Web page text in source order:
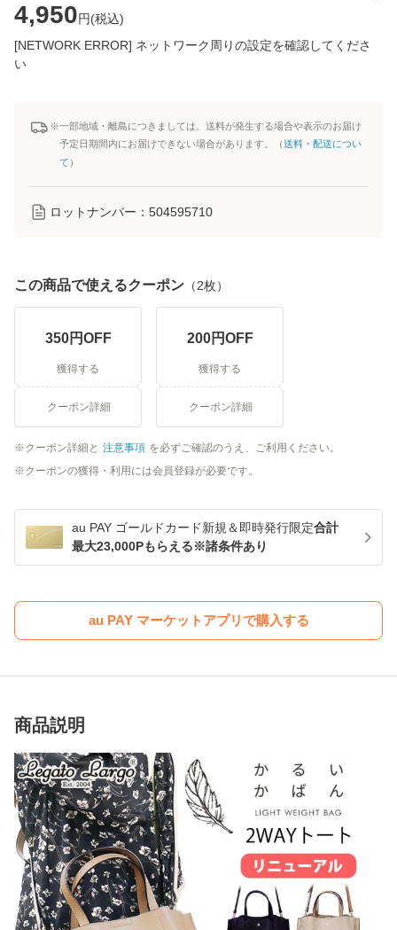
4,950円(税込)
[NETWORK ERROR] ネットワーク周りの設定を確認してくださ
い
※一部地域・離島につきましては、送料が発生する場合や表示のお届け
予定日期間内にお届けできない場合があります。（送料・配送につい
て ）
ロットナンバー： 504595710
この商品で使えるクーポン （2枚）
350円OFF
獲得する
クーポン詳細
200円OFF
獲得する
クーポン詳細
クーポン詳細と 注意事項 を必ずご確認のうえ、ご利用ください。
クーポンの獲得・利用には会員登録が必要です。
au PAY ゴールドカード新規＆即時発行限定合計
最大23,000Pもらえる※諸条件あり
au PAY マーケットアプリで購入する
商品説明